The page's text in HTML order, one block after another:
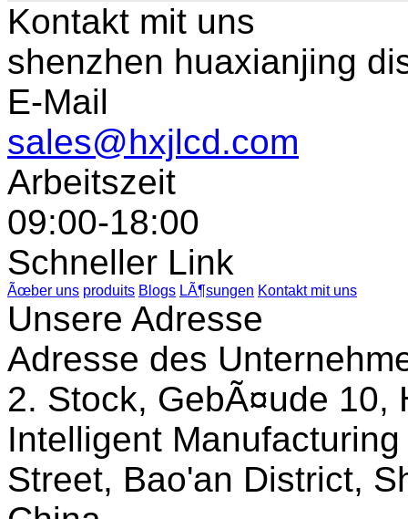
Kontakt mit uns
shenzhen huaxianjing
E-Mail
sales@hxjlcd.com
Arbeitszeit
09:00-18:00
Schneller Link
Ãœber uns produits Blogs LÃ¶sungen Kontakt mit uns
Unsere Adresse
Adresse des
2. Stock, GebÃ¤ude 10,
Intelligent
Street, Bao'an District,